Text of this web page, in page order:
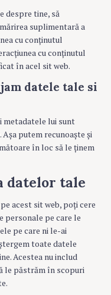
despre tine, să
suplimentară a
cu conținutul
cu conținutul
în acel sit web.
datele tale si
metadatele lui sunt
putem recunoaște și
în loc să le ținem
datelor tale
acest sit web, poți cere
personale pe care le
pe care ni le-ai
toate datele
Acestea nu includ
le păstrăm în scopuri